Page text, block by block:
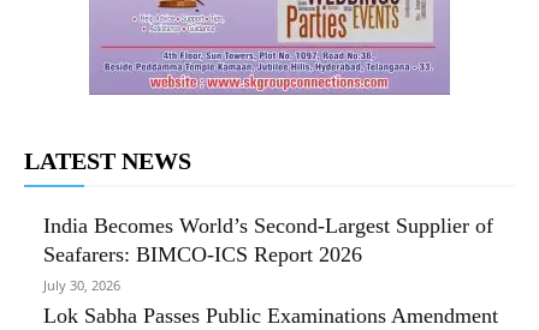
LATEST NEWS
India Becomes World’s Second-Largest Supplier of
Seafarers: BIMCO-ICS Report 2026
July 30, 2026
Lok Sabha Passes Public Examinations Amendment